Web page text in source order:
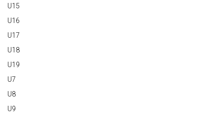
U15
U16
U17
U18
U19
U7
U8
U9